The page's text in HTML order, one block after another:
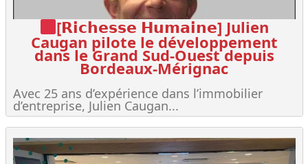
[𝗥𝗶𝗰𝗵𝗲𝘀𝘀𝗲 𝗛𝘂𝗺𝗮𝗶𝗻𝗲] Julien
Caugan pilote le développement
dans le Grand Sud-Ouest depuis
Bordeaux-Mérignac
Avec 25 ans d’expérience dans l’immobilier
d’entreprise, Julien Caugan...
Lire +